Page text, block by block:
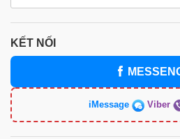
KẾT NỐI
iMessage Viber